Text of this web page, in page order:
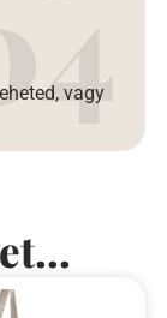
vagy